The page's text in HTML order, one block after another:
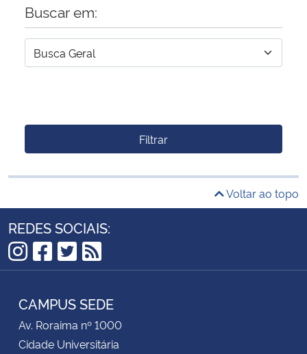
Buscar em:
Filtrar
Voltar ao topo
REDES SOCIAIS:
Instagram
Facebook
Twitter
RSS
CAMPUS SEDE
Av. Roraima nº 1000
Cidade Universitária